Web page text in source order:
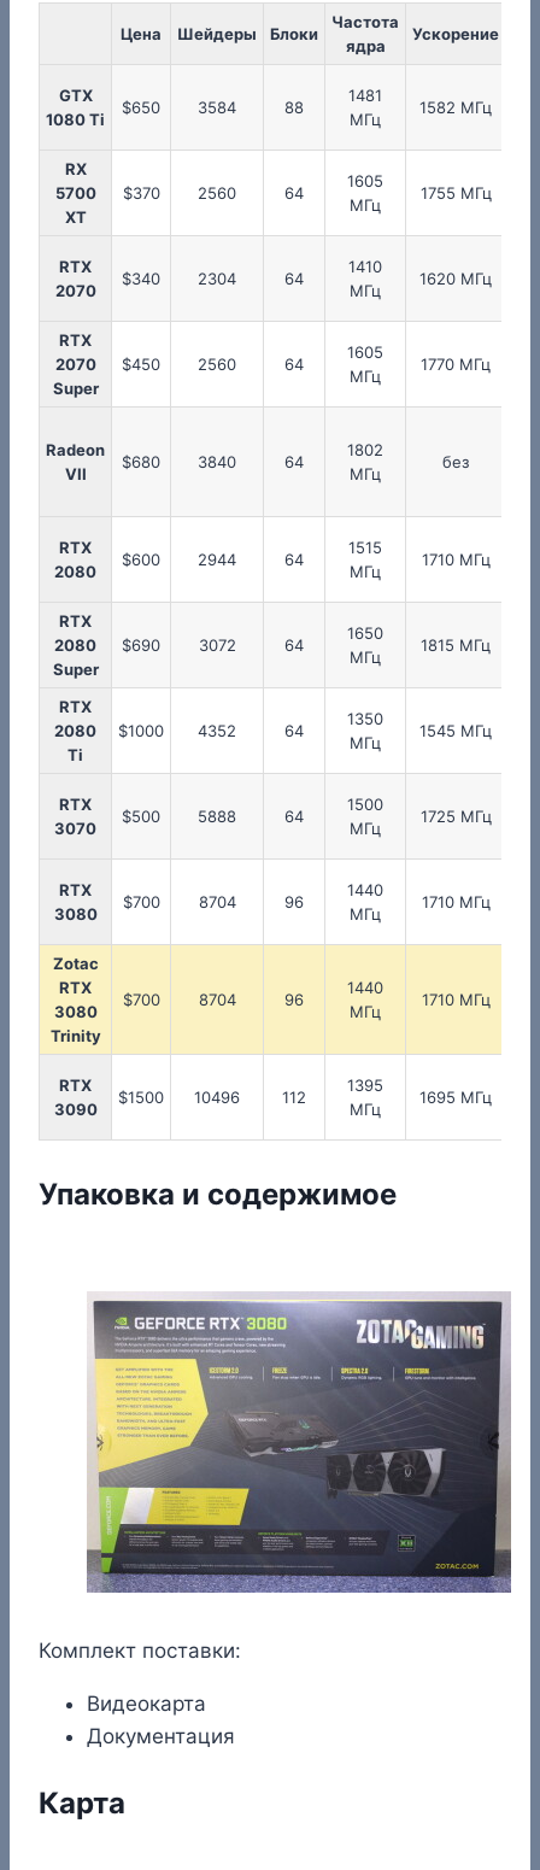
Цена Шейдеры Блоки
Частота
ядра
Ускорение
GTX
1080 Ti
$650 3584 88
1481
МГц
1582 МГц
RX
5700
XT
$370 2560 64
1605
МГц
1755 МГц
RTX
2070
$340 2304 64
1410
МГц
1620 МГц
RTX
2070
Super
$450 2560 64
1605
МГц
1770 МГц
Radeon
VII
$680 3840 64
1802
МГц
без
RTX
2080
$600 2944 64
1515
МГц
1710 МГц
RTX
2080
Super
$690 3072 64
1650
МГц
1815 МГц
RTX
2080
Ti
$1000 4352 64
1350
МГц
1545 МГц
RTX
3070
$500 5888 64
1500
МГц
1725 МГц
RTX
3080
$700 8704 96
1440
МГц
1710 МГц
Zotac
RTX
3080
Trinity
$700 8704 96
1440
МГц
1710 МГц
RTX
3090
$1500 10496 112
1395
МГц
1695 МГц
Упаковка и содержимое
Комплект поставки:
Видеокарта
Документация
Карта